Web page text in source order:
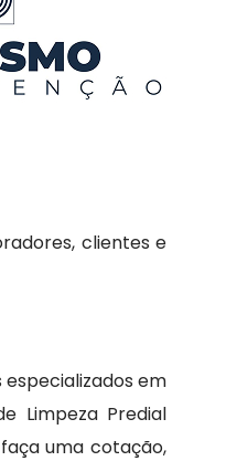
clientes e
em
Limpeza Predial
uma cotação,